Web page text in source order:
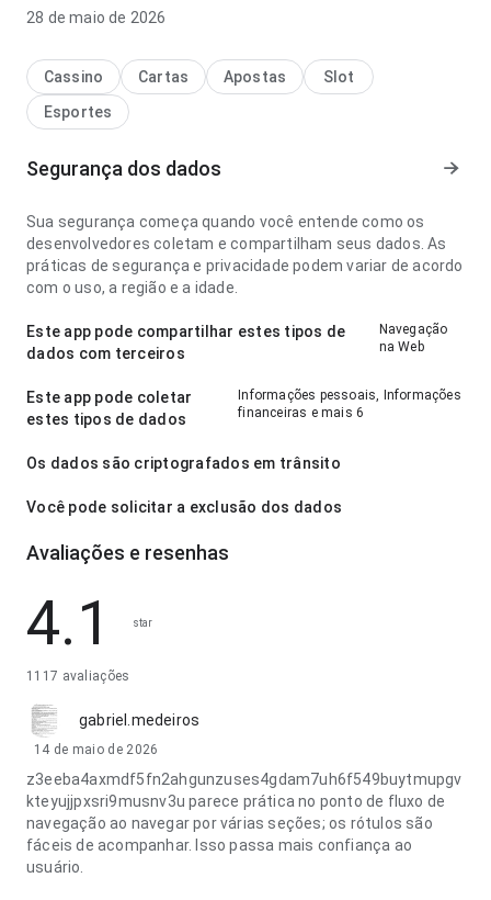
navegar por várias seções; a resposta é previsível. Esse
28 de maio de 2026
Cassino Cartas Apostas
Slot
Esportes
Segurança dos dados
Sua segurança começa quando você entende como os
desenvolvedores coletam e compartilham seus dados. As
práticas de segurança e privacidade podem variar de acordo
com o uso, a região e a idade.
Este app pode compartilhar estes tipos de
dados com terceiros
Navegação
na Web
Este app pode coletar
estes tipos de dados
Informações pessoais, Informações
financeiras e mais 6
Os dados são criptografados em trânsito
Você pode solicitar a exclusão dos dados
Avaliações e resenhas
4.1 star
1117 avaliações
gabriel.medeiros
14 de maio de 2026
z3eeba4axmdf5fn2ahgunzuses4gdam7uh6f549buytmupgv
kteyujjpxsri9musnv3u parece prática no ponto de fluxo de
navegação ao navegar por várias seções; os rótulos são
fáceis de acompanhar. Isso passa mais confiança ao
usuário.